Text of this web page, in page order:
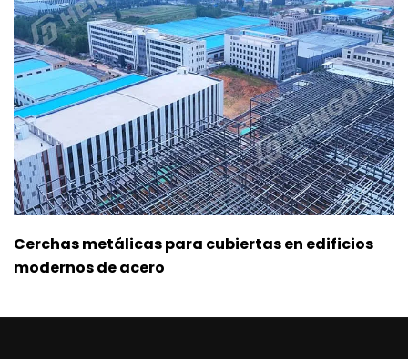
Cerchas metálicas para cubiertas en edificios
modernos de acero